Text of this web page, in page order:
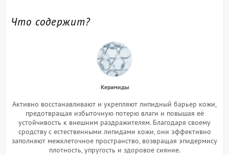
Что содержит?
Керамиды
Активно восстанавливают и укрепляют липидный барьер кожи,
предотвращая избыточную потерю влаги и повышая её
устойчивость к внешним раздражителям. Благодаря своему
сродству с естественными липидами кожи, они эффективно
заполняют межклеточное пространство, возвращая эпидермису
плотность, упругость и здоровое сияние.